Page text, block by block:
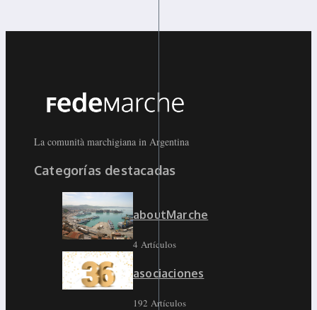
La comunità marchigiana in Argentina
Categorías destacadas
aboutMarche
4 Artículos
asociaciones
192 Artículos